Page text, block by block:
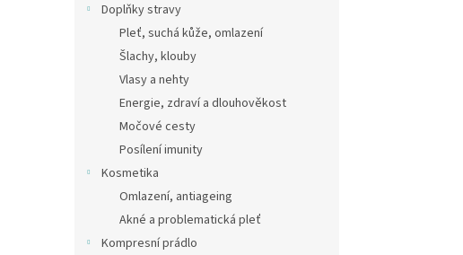
Doplňky stravy
Pleť, suchá kůže, omlazení
Šlachy, klouby
Vlasy a nehty
Energie, zdraví a dlouhověkost
Močové cesty
Posílení imunity
Kosmetika
Omlazení, antiageing
Akné a problematická pleť
Kompresní prádlo